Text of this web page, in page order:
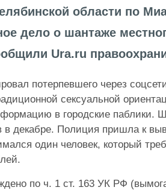
области по
дело о шантаже
Ura.ru
потерпевшего через
сексуальной
в городские паблики.
в декабре. Полиция пришла к
один человек, который
по ч. 1 ст. 163 УК РФ